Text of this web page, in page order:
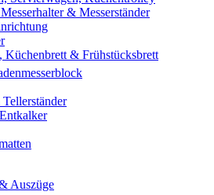
& Messerständer
Küchenbrett & Frühstücksbrett
Auszüge